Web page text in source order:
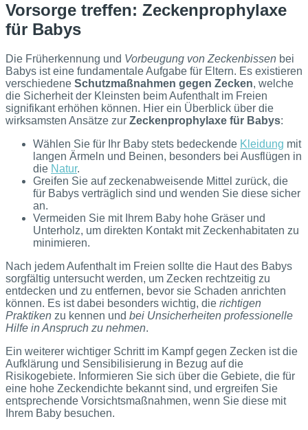
Vorsorge treffen: Zeckenprophylaxe
für Babys
Die Früherkennung und Vorbeugung von Zeckenbissen bei
Babys ist eine fundamentale Aufgabe für Eltern. Es existieren
verschiedene Schutzmaßnahmen gegen Zecken, welche
die Sicherheit der Kleinsten beim Aufenthalt im Freien
signifikant erhöhen können. Hier ein Überblick über die
wirksamsten Ansätze zur Zeckenprophylaxe für Babys:
Wählen Sie für Ihr Baby stets bedeckende Kleidung mit
langen Ärmeln und Beinen, besonders bei Ausflügen in
die Natur.
Greifen Sie auf zeckenabweisende Mittel zurück, die
für Babys verträglich sind und wenden Sie diese sicher
an.
Vermeiden Sie mit Ihrem Baby hohe Gräser und
Unterholz, um direkten Kontakt mit Zeckenhabitaten zu
minimieren.
Nach jedem Aufenthalt im Freien sollte die Haut des Babys
sorgfältig untersucht werden, um Zecken rechtzeitig zu
entdecken und zu entfernen, bevor sie Schaden anrichten
können. Es ist dabei besonders wichtig, die richtigen
Praktiken zu kennen und bei Unsicherheiten professionelle
Hilfe in Anspruch zu nehmen.
Ein weiterer wichtiger Schritt im Kampf gegen Zecken ist die
Aufklärung und Sensibilisierung in Bezug auf die
Risikogebiete. Informieren Sie sich über die Gebiete, die für
eine hohe Zeckendichte bekannt sind, und ergreifen Sie
entsprechende Vorsichtsmaßnahmen, wenn Sie diese mit
Ihrem Baby besuchen.